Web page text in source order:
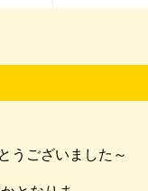
うございました～